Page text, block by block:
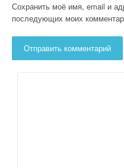
Сохранить моё имя, email и
последующих моих